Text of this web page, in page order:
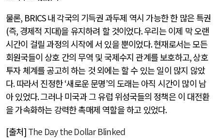
물론, BRICS내 각국의 기득권 과두제 역시 가능한 한 많은 특권
(즉, 경제적 지대)을 유지하려 할 것이었다.우리는 이제 막 오랜
시간이 걸릴 과정의 시작에 서 있을 뿐이었다.현재로서는 모든
회원국들이 상호 간의 무역 및 국제수지 관계를 보호하고,상호
투자 체계를 공고히 하는 것 외에는 할 수 있는 일이 많지 않았
다.따라서 진정한‘새로운 문명’의 도래는 아직 시간이 많이 남
아 있었다.그러나 미국과 그 유럽 위성국들의 정책은 이 대전환
을 가속화하는 강력한 촉매제 역할을 하고 있었다.
[출처] The Day the Dollar Blinked